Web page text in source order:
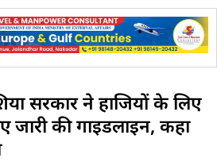
सरकार ने हाजियों के लिए
जारी की गाइडलाइन, कहा